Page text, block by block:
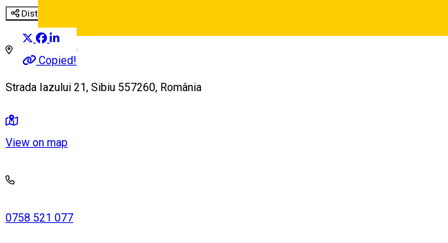
Deutsch
Distribuie
Copied!
Strada Iazului 21, Sibiu 557260, România
View on map
0758 521 077